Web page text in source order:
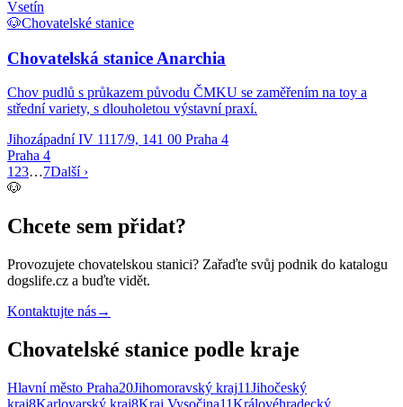
Vsetín
🐶Chovatelské stanice
Chovatelská stanice Anarchia
Chov pudlů s průkazem původu ČMKU se zaměřením na toy a
střední variety, s dlouholetou výstavní praxí.
Jihozápadní IV 1117/9, 141 00 Praha 4
Praha 4
1 23…7Další ›
🐶
Chcete sem přidat?
Provozujete chovatelskou stanici? Zařaďte svůj podnik do katalogu
dogslife.cz a buďte vidět.
Kontaktujte nás→
Chovatelské stanice podle kraje
Hlavní město Praha20Jihomoravský kraj11Jihočeský
kraj8Karlovarský kraj8Kraj Vysočina11Královéhradecký